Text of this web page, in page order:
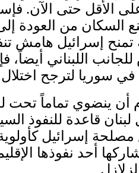
الأقل حتى الآن.
السكان من
تمنح إسرائيل هامش
اللبناني
أن ينضوي تماماً تحت
قاعدة للنفوذ
إسرائيل
أحد نفوذها